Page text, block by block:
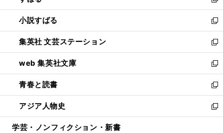
開
く
ウ
で
開
く
し
い
ウ
ィ
ン
ド
ウ
で
開
く
小説すばる
新
し
い
ウ
ィ
ン
ド
ウ
で
開
集英社 文芸ステーション
新
し
い
ウ
ィ
ン
ド
ウ
web 集英社文庫
新
し
い
ウ
ィ
ン
青春と読書
新
し
い
ウ
アジア人物史
新
し
学芸・ノンフィクション・新書